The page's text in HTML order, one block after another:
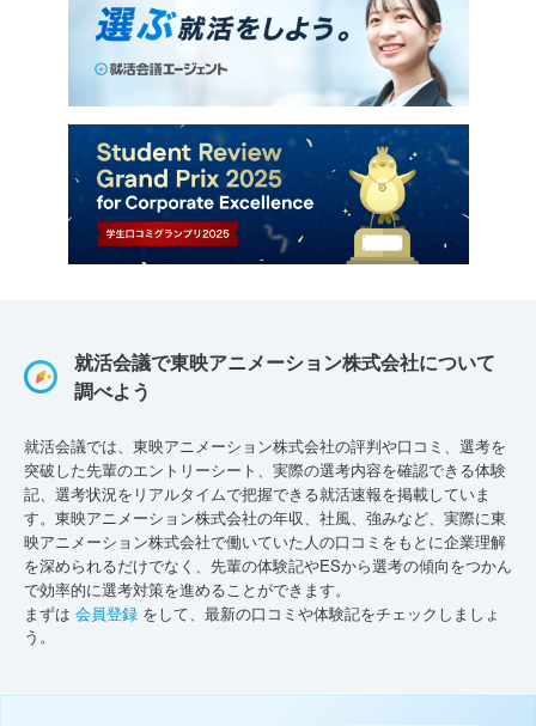
就活会議で東映アニメーション株式会社について
調べよう
就活会議では、東映アニメーション株式会社の評判や口コミ、選考を
突破した先輩のエントリーシート、実際の選考内容を確認できる体験
記、選考状況をリアルタイムで把握できる就活速報を掲載していま
す。東映アニメーション株式会社の年収、社風、強みなど、実際に東
映アニメーション株式会社で働いていた人の口コミをもとに企業理解
を深められるだけでなく、先輩の体験記やESから選考の傾向をつかん
で効率的に選考対策を進めることができます。
まずは 会員登録 をして、最新の口コミや体験記をチェックしましょ
う。